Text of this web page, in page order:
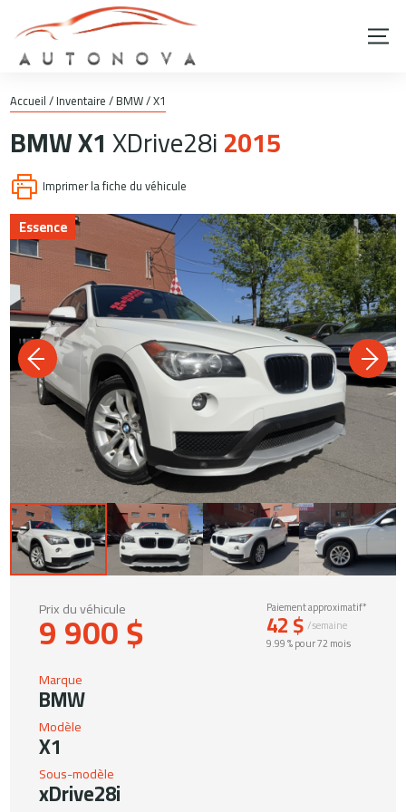
Accueil/Inventaire/BMW/X1
BMWX1XDrive28i2015
Imprimer la fiche du véhicule
Essence
Prix du véhicule
9 900 $ Paiement approximatif*
42 $/semaine
9.99 % pour 72 mois
Marque
BMW
Modèle
X1
Sous-modèle
xDrive28i